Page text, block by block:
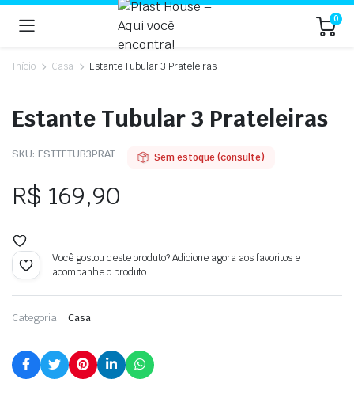
0
Início Casa Estante Tubular 3 Prateleiras
Estante Tubular 3 Prateleiras
SKU: ESTTETUB3PRAT Sem estoque (consulte)
R$ 169,90
Você gostou deste produto? Adicione agora aos favoritos e
acompanhe o produto.
Categoria: Casa